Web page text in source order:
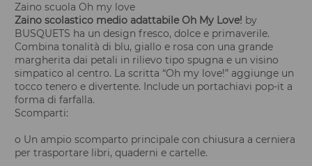
Zaino scuola Oh my love
Zaino scolastico medio adattabile Oh My Love! by
BUSQUETS ha un design fresco, dolce e primaverile.
Combina tonalità di blu, giallo e rosa con una grande
margherita dai petali in rilievo tipo spugna e un visino
simpatico al centro. La scritta “Oh my love!” aggiunge un
tocco tenero e divertente. Include un portachiavi pop-it a
forma di farfalla.
Scomparti:
o Un ampio scomparto principale con chiusura a cerniera
per trasportare libri, quaderni e cartelle.